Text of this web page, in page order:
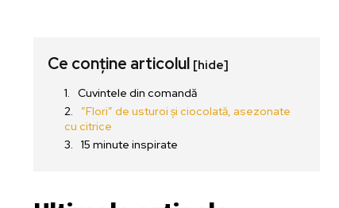
Ce conține articolul [hide]
Cuvintele din comandă
”Flori” de usturoi și ciocolată, asezonate
cu citrice
15 minute inspirate